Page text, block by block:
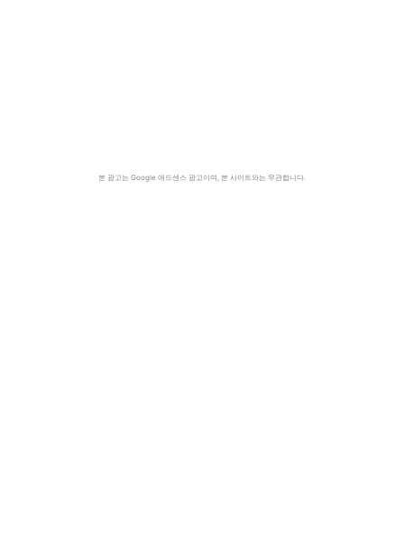
본 광고는 Google 애드센스 광고이며, 본 사이트와는 무관합니다.